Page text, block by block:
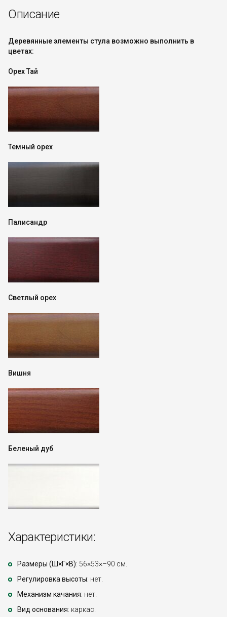
Описание
Деревянные элементы стула возможно выполнить в
цветах:
Орех Тай
Темный орех
Палисандр
Светлый орех
Вишня
Беленый дуб
Характеристики:
Размеры (Ш×Г×В): 56×53×–90 см.
Регулировка высоты: нет.
Механизм качания: нет.
Вид основания: каркас.